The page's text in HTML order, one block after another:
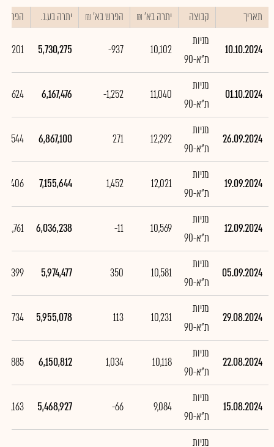
תאריך קבוצה יתרה בא' ₪ הפרש בא' ₪ יתרה בע.נ. הפרש
10.10.2024
מניות
ת"א-90
10,102
-937
5,730,275
01.10.2024
מניות
ת"א-90
11,040
-1,252
6,167,476
26.09.2024
מניות
ת"א-90
12,292
271
6,867,100
19.09.2024
מניות
ת"א-90
12,021
1,452
7,155,644
12.09.2024
מניות
ת"א-90
10,569
-11
6,036,238
61,761
05.09.2024
מניות
ת"א-90
10,581
350
5,974,477
19,399
29.08.2024
מניות
ת"א-90
10,231
113
5,955,078
22.08.2024
מניות
ת"א-90
10,118
1,034
6,150,812
15.08.2024
מניות
ת"א-90
9,084
-66
5,468,927
מניות